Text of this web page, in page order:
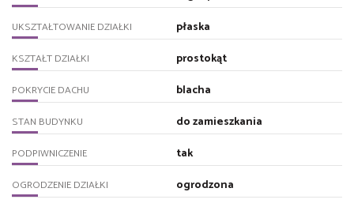
UKSZTAŁTOWANIE DZIAŁKI płaska
KSZTAŁT DZIAŁKI prostokąt
POKRYCIE DACHU blacha
STAN BUDYNKU do zamieszkania
PODPIWNICZENIE tak
OGRODZENIE DZIAŁKI ogrodzona